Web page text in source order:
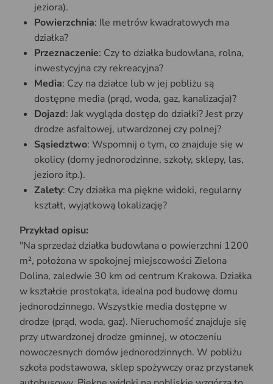
jeziora).
Powierzchnia: Ile metrów kwadratowych ma
działka?
Przeznaczenie: Czy to działka budowlana, rolna,
inwestycyjna czy rekreacyjna?
Media: Czy na działce lub w jej pobliżu są
dostępne media (prąd, woda, gaz, kanalizacja)?
Dojazd: Jak wygląda dostęp do działki? Jest przy
drodze asfaltowej, utwardzonej czy polnej?
Sąsiedztwo: Wspomnij o tym, co znajduje się w
okolicy (domy jednorodzinne, szkoły, sklepy, las,
jezioro itp.).
Zalety: Czy działka ma piękne widoki, regularny
kształt, wyjątkową lokalizację?
Przykład opisu:
"Na sprzedaż działka budowlana o powierzchni 1200
m², położona w spokojnej miejscowości Zielona
Dolina, zaledwie 30 km od centrum Krakowa. Działka
w kształcie prostokąta, idealna pod budowę domu
jednorodzinnego. Wszystkie media dostępne w
drodze (prąd, woda, gaz). Nieruchomość znajduje się
przy utwardzonej drodze gminnej, w otoczeniu
nowoczesnych domów jednorodzinnych. W pobliżu
szkoła podstawowa, sklep spożywczy oraz przystanek